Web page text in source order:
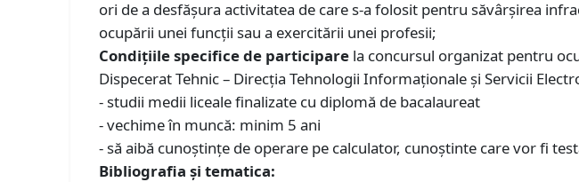
ori de a desfășura activitatea de care s-a folosit pentru săvârșirea
ocupării unei funcții sau a exercitării unei profesii;
Condiţiile specifice de participare la concursul organizat pentru
Dispecerat Tehnic – Direcția Tehnologii Informaționale și Servicii
- studii medii liceale finalizate cu diplomă de bacalaureat
- vechime în muncă: minim 5 ani
- să aibă cunoștințe de operare pe calculator, cunoștinte care vor fi
Bibliografia și tematica: